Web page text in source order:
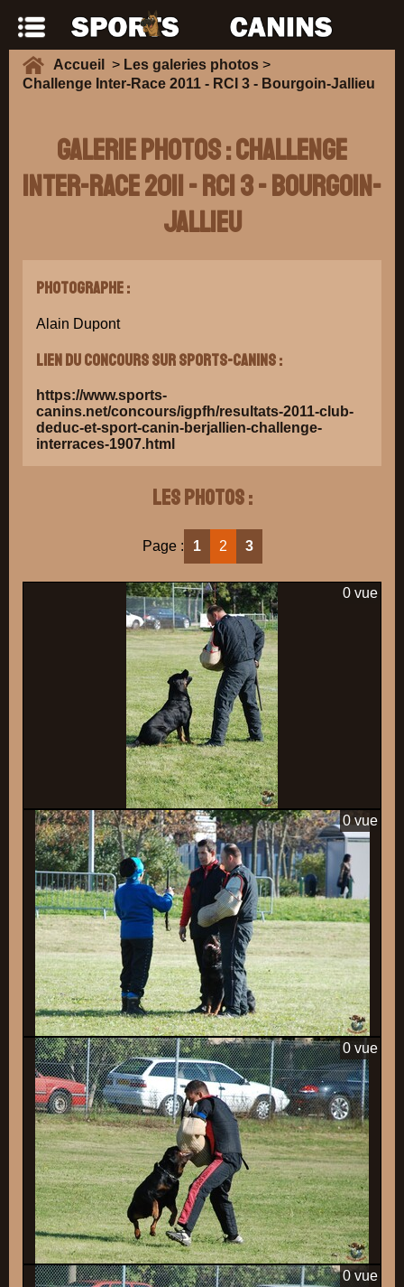
Accueil > Les galeries photos >
Challenge Inter-Race 2011 - RCI 3 - Bourgoin-Jallieu
Galerie Photos : Challenge
Inter-Race 2011 - RCI 3 - Bourgoin-
Jallieu
Photographe :
Alain Dupont
Lien du concours sur Sports-Canins :
https://www.sports-
canins.net/concours/igpfh/resultats-2011-club-
deduc-et-sport-canin-berjallien-challenge-
interraces-1907.html
Les photos :
Page : 1 2 3
0 vue
0 vue
0 vue
0 vue